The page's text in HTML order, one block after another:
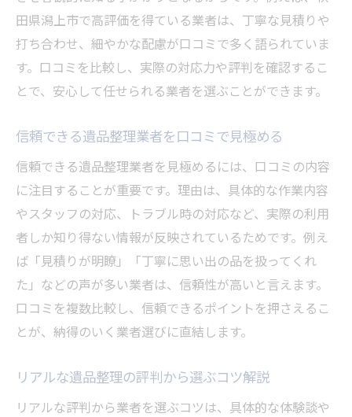
評判と口コミを活用した遺品整理比較法
遺品整理で失敗しない安心感重視の選び方
口コミが証明する遺品整理業者の安心基準
田県潟上市で高評価を得ている業者は、丁寧な見積りや
打ち合わせ、細やかな配慮が口コミで多く語られていま
す。口コミを比較し、実際の対応力や評判を確認するこ
とで、安心して任せられる業者を選ぶことができます。
信頼できる遺品整理業者を口コミで見極める
信頼できる遺品整理業者を見極めるには、口コミの内容
に注目することが重要です。理由は、具体的な作業内容
やスタッフの対応、トラブル時の対応など、実際の利用
者しか知り得ない情報が反映されているためです。例え
ば「見積りが明瞭」「丁寧に思い出の品を扱ってくれ
た」などの声が多い業者は、信頼性が高いと言えます。
口コミを複数比較し、信頼できるポイントを押さえるこ
とが、納得のいく業者選びに直結します。
リアルな遺品整理の評判から選ぶコツ解説
リアルな評判から業者を選ぶコツは、具体的な体験談や